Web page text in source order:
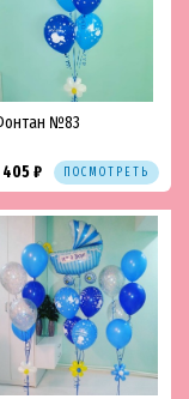
№83
405 ₽ ПОСМОТРЕТЬ